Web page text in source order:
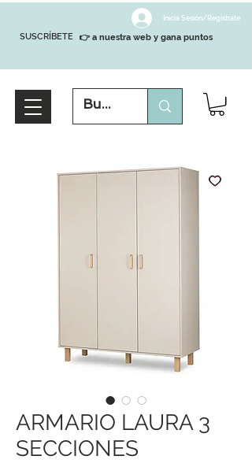
SUSCRÍBETE
Inicia Sesión/Regístrate
👉 a nuestra web y gana puntos
ARMARIO LAURA 3
SECCIONES